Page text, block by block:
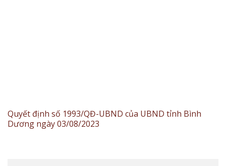
Quyết định số 1993/QĐ-UBND của UBND tỉnh Bình
Dương ngày 03/08/2023